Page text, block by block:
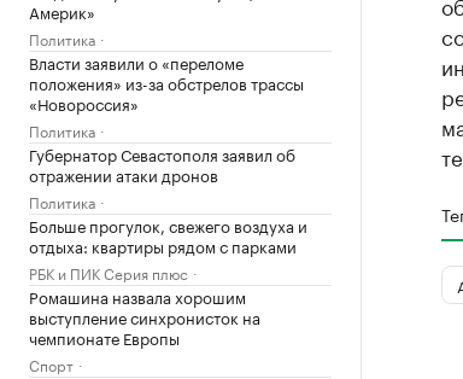
Америк»
Политика
Власти заявили о «переломе
положения» из-за обстрелов трассы
«Новороссия»
Политика
Губернатор Севастополя заявил об
отражении атаки дронов
Политика
Больше прогулок, свежего воздуха и
отдыха: квартиры рядом с парками
РБК и ПИК Серия плюс
Ромашина назвала хорошим
выступление синхронисток на
чемпионате Европы
Спорт